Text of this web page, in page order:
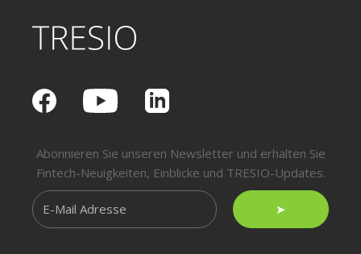
Abonnieren Sie unseren Newsletter und erhalten Sie
Fintech-Neuigkeiten, Einblicke und TRESIO-Updates.
➤